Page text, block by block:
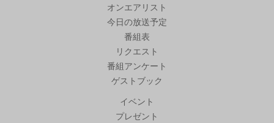
オンエアリスト
今日の放送予定
番組表
リクエスト
番組アンケート
ゲストブック
イベント
プレゼント